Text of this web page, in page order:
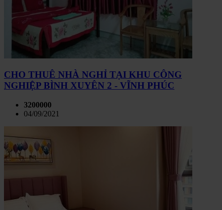
CHO THUÊ NHÀ NGHỈ TẠI KHU CÔNG
NGHIỆP BÌNH XUYÊN 2 - VĨNH PHÚC
3200000
04/09/2021